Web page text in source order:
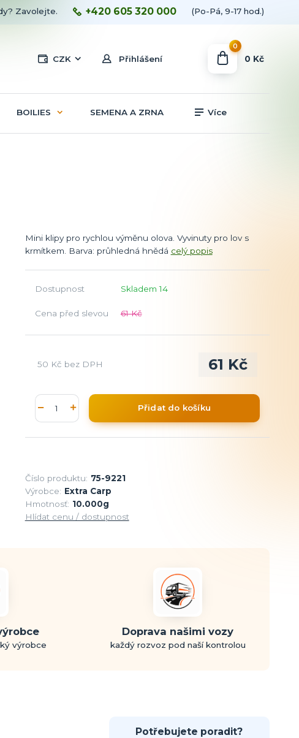
CZK Přihlášení
Zavolejte. +420 605 320 000 (Po-Pá, 9-17 hod.)
0
0 Kč
BOILIES SEMENA A ZRNA Více
Mini klipy pro rychlou výměnu olova. Vyvinuty pro lov s
krmítkem. Barva: průhledná hnědá celý popis
Dostupnost Skladem 14
Cena před slevou 61 Kč
61 Kč
50 Kč bez DPH
Přidat do košíku
Číslo produktu: 75-9221
Výrobce: Extra Carp
Hmotnosť: 10.000g
Hlídat cenu / dostupnost
výrobce
Doprava našimi vozy
každý rozvoz pod naší kontrolou
Potřebujete poradit?